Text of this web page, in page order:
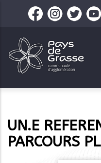
contenu
principal
UN.E
PARCOURS